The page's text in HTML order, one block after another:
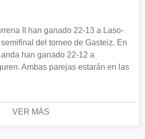
II han ganado 22-13 a Laso-
del torneo de Gasteiz. En
han ganado 22-12 a
Ambas parejas estarán en las
VER MÁS